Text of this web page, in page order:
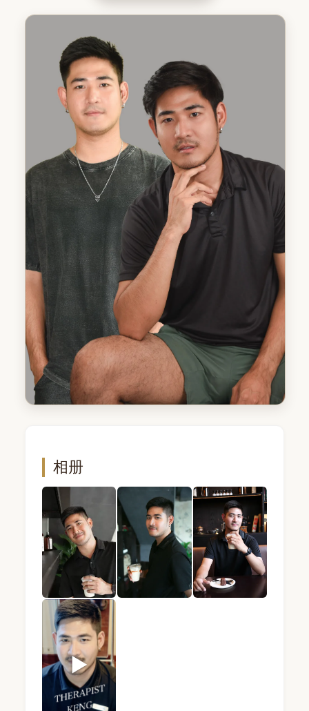
相册
KENG · 男技师 · Mandel Spa · 曼谷 (照片 1) — 专业
▶